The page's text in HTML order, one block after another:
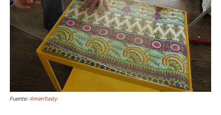
Fuente: 4men1lady